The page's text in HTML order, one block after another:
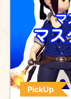
PickUp